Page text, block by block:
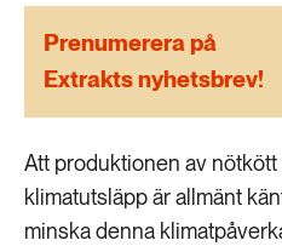
Social hållbarhet
189 ARTIKLAR
473 ARTIKLAR
Vatten
Prenumerera på
Extrakts nyhetsbrev!
Att produktionen av
klimatutsläpp är allmänt
minska denna